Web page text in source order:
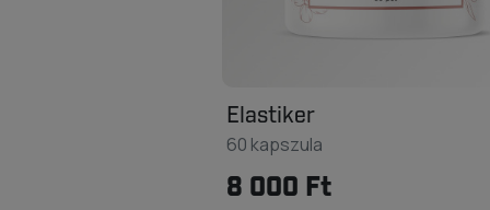
Elastiker
60 kapszula
8 000 Ft